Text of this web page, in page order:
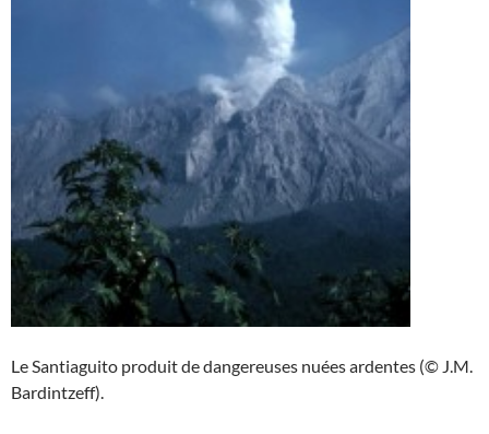
Le Santiaguito produit de dangereuses nuées ardentes (© J.M.
Bardintzeff).